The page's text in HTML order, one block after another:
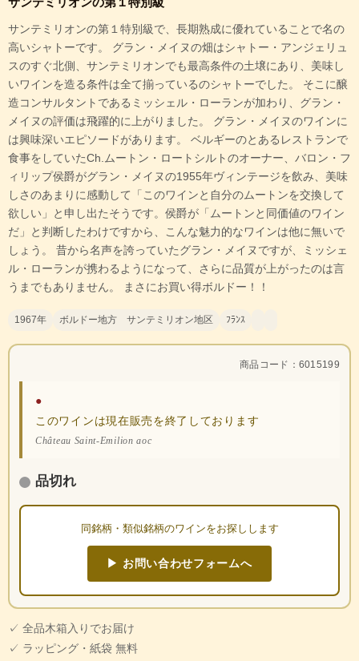
サンテミリオンの第１特別級で、長期熟成に優れていることで名の
高いシャトーです。 グラン・メイヌの畑はシャトー・アンジェリュ
スのすぐ北側、サンテミリオンでも最高条件の土壌にあり、美味し
いワインを造る条件は全て揃っているのシャトーでした。 そこに醸
造コンサルタントであるミッシェル・ローランが加わり、グラン・
メイヌの評価は飛躍的に上がりました。 グラン・メイヌのワインに
は興味深いエピソードがあります。 ベルギーのとあるレストランで
食事をしていたCh.ムートン・ロートシルトのオーナー、バロン・フ
ィリップ侯爵がグラン・メイヌの1955年ヴィンテージを飲み、美味
しさのあまりに感動して「このワインと自分のムートンを交換して
欲しい」と申し出たそうです。侯爵が「ムートンと同価値のワイン
だ」と判断したわけですから、こんな魅力的なワインは他に無いで
しょう。 昔から名声を誇っていたグラン・メイヌですが、ミッシェ
ル・ローランが携わるようになって、さらに品質が上がったのは言
うまでもありません。 まさにお買い得ボルドー！！
1967年 ボルドー地方 サンテミリオン地区 ﾌﾗﾝｽ
商品コード：6015199
●
このワインは現在販売を終了しております
Château Saint-Emilion aoc
品切れ
同銘柄・類似銘柄のワインをお探しします
▶ お問い合わせフォームへ
✓ 全品木箱入りでお届け
✓ ラッピング・紙袋 無料